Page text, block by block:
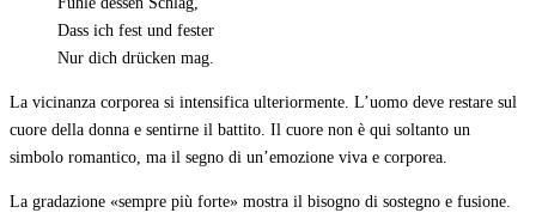
Dass ich fest und fester
Nur dich drücken mag.
La vicinanza corporea si intensifica ulteriormente. L’uomo deve restare sul
cuore della donna e sentirne il battito. Il cuore non è qui soltanto un
simbolo romantico, ma il segno di un’emozione viva e corporea.
La gradazione «sempre più forte» mostra il bisogno di sostegno e fusione.